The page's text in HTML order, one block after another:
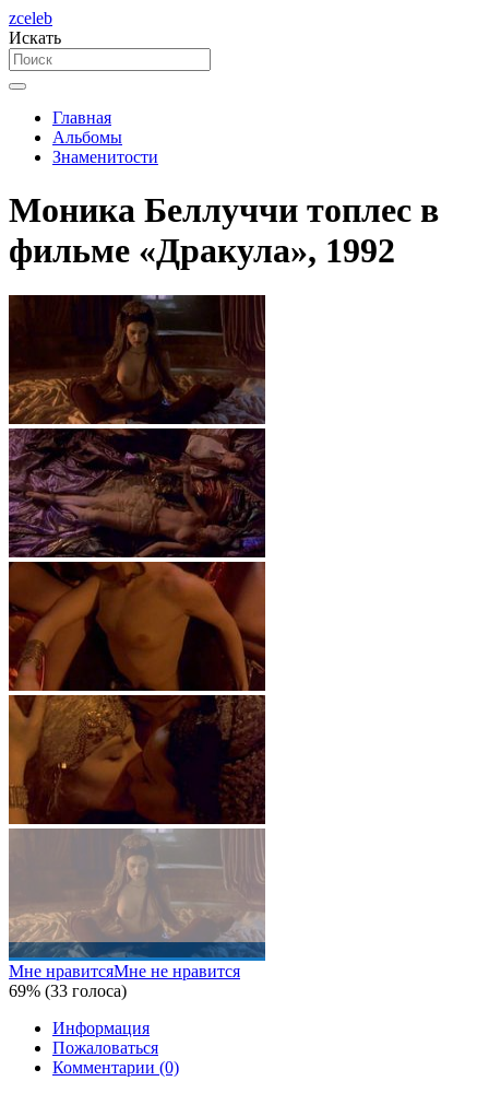
zceleb
Искать
Главная
Альбомы
Знаменитости
Моника Беллуччи топлес в
фильме «Дракула», 1992
Мне нравитсяМне не нравится
69% (33 голоса)
Информация
Пожаловаться
Комментарии (0)